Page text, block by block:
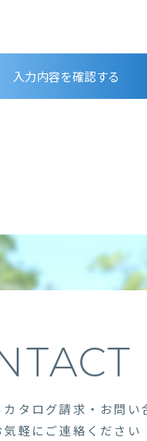
入力内容を確認する
タログ請求・お問い
気軽にご連絡ください